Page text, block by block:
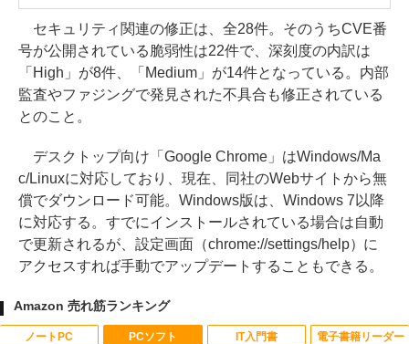
セキュリティ関連の修正は、全28件。そのうちCVE番
号が公開されている脆弱性は22件で、深刻度の内訳は
「High」が8件、「Medium」が14件となっている。内部
監査やファジングで発見された不具合も修正されている
とのこと。
デスクトップ向け「Google Chrome」はWindows/Ma
c/Linuxに対応しており、現在、同社のWebサイトから無
償でダウンロード可能。Windows版は、Windows 7以降
に対応する。すでにインストールされている場合は自動
で更新されるが、設定画面（chrome://settings/help）に
アクセスすれば手動でアップデートすることもできる。
Amazon 売れ筋ランキング
ノートPC PCソフト IT入門書 電子書籍リーダー